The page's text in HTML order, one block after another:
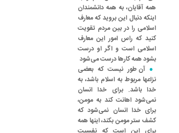
همه آقایان، به همه دانشمندان
اینکه دنبال این بروید که معارف
اسلامی را در بین مردم تقویت
کنید که راس امور این معارف
اسلامی است و اگر او درست
بشود همه کارها درست می‌شود
آن طور نیست که بعضی
نزاعها مربوط به اسلام باشد، به
خدا باشد. برای خدا انسان
نمی‌شود اهانت کند به مومن،
برای خدا انسان نمی‌شود که
کشف ستر مومن بکند، اینها همه